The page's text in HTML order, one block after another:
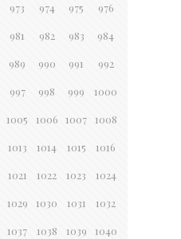
973 974 975 976
981 982 983 984
989 990 991 992
997 998 999 1000
1005 1006 1007 1008
1013 1014 1015 1016
1021 1022 1023 1024
1029 1030 1031 1032
1037 1038 1039 1040